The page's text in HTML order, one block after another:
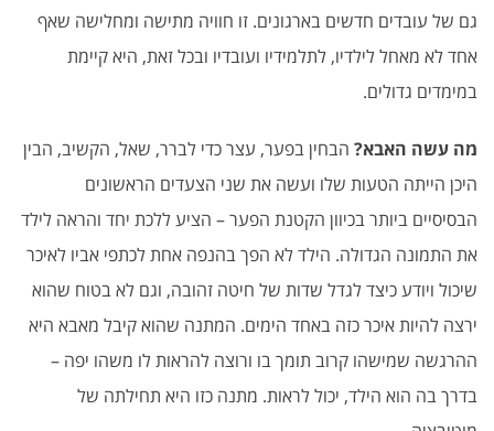
גם של עובדים חדשים בארגונים. זו חוויה מתישה ומחלישה שאף
אחד לא מאחל לילדיו, לתלמידיו ועובדיו ובכל זאת, היא קיימת
במימדים גדולים.
מה עשה האבא? הבחין בפער, עצר כדי לברר, שאל, הקשיב, הבין
היכן הייתה הטעות שלו ועשה את שני הצעדים הראשונים
הבסיסיים ביותר בכיוון הקטנת הפער – הציע ללכת יחד והראה לילד
את התמונה הגדולה. הילד לא הפך בהנפה אחת לכתפי אביו לאיכר
שיכול ויודע כיצד לגדל שדות של חיטה זהובה, וגם לא בטוח שהוא
ירצה להיות איכר כזה באחד הימים. המתנה שהוא קיבל מאבא היא
ההרגשה שמישהו קרוב תומך בו ורוצה להראות לו משהו יפה –
בדרך בה הוא הילד, יכול לראות. מתנה כזו היא תחילתה של